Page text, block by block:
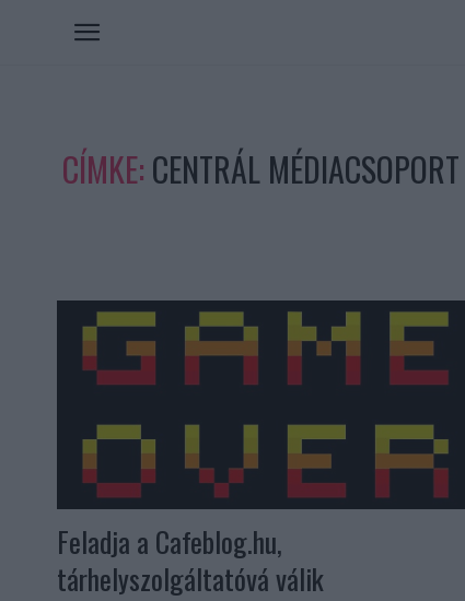
CÍMKE: CENTRÁL MÉDIACSOPORT
Feladja a Cafeblog.hu,
tárhelyszolgáltatóvá válik